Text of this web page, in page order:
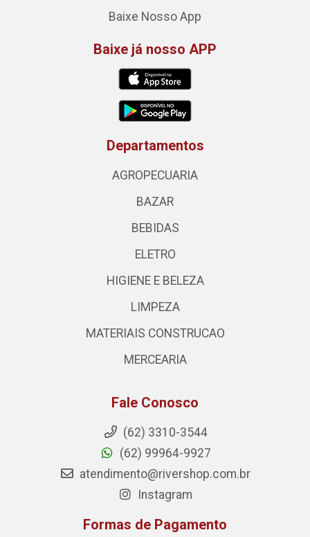
Baixe Nosso App
Baixe já nosso APP
Departamentos
AGROPECUARIA
BAZAR
BEBIDAS
ELETRO
HIGIENE E BELEZA
LIMPEZA
MATERIAIS CONSTRUCAO
MERCEARIA
Fale Conosco
(62) 3310-3544
(62) 99964-9927
atendimento@rivershop.com.br
Instagram
Formas de Pagamento